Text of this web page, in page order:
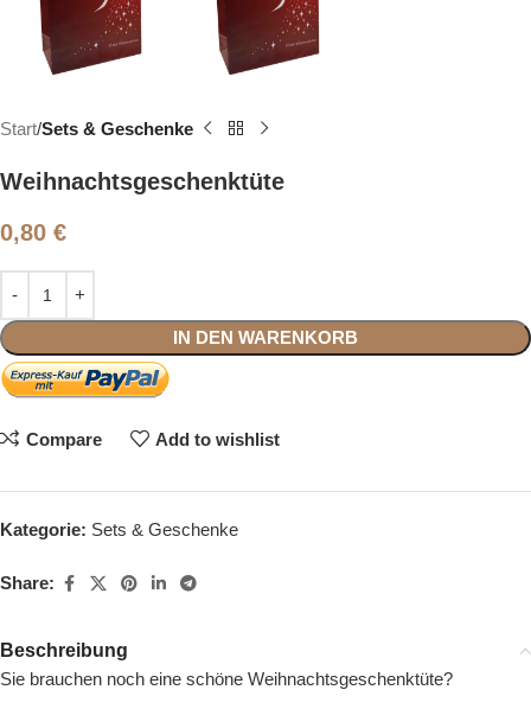
Start Sets & Geschenke
Weihnachtsgeschenktüte
0,80 €
IN DEN WARENKORB
Compare Add to wishlist
Kategorie: Sets & Geschenke
Share:
Beschreibung
Sie brauchen noch eine schöne Weihnachtsgeschenktüte?